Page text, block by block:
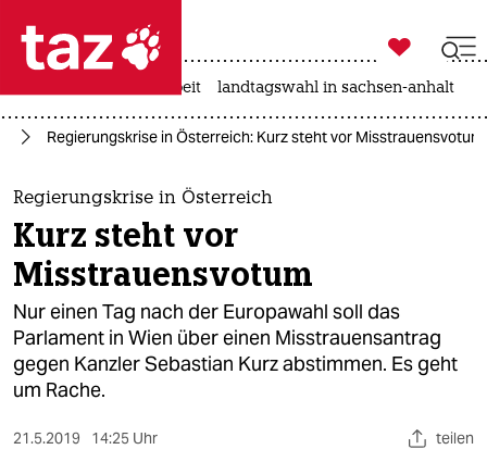
 taz zahl ich
taz zahl ich
themen
politik
öko
gesellschaft
kultur
sport

taz zahl ich
arbeit landtagswahl in sachsen-anhalt
Regierungskrise in Österreich: Kurz steht vor Misstrauensvotum
Regierungskrise in Österreich
Kurz steht vor
Misstrauensvotum
Nur einen Tag nach der Europawahl soll das
Parlament in Wien über einen Misstrauensantrag
gegen Kanzler Sebastian Kurz abstimmen. Es geht
um Rache.
21.5.2019 14:25 Uhr teilen